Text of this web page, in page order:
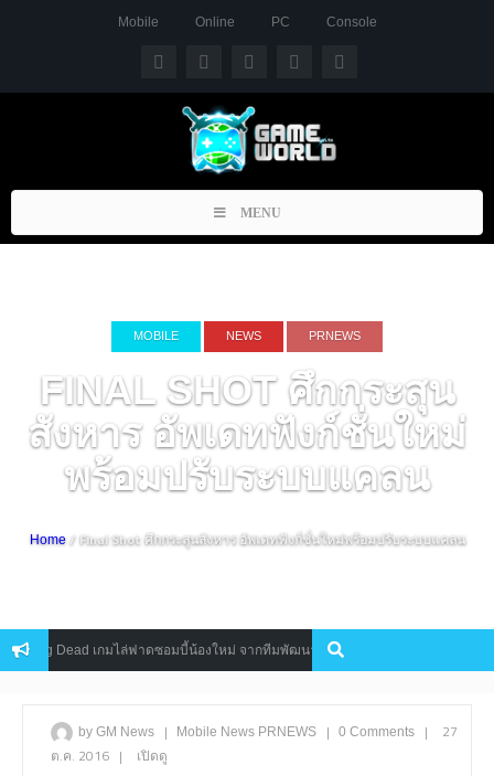
Mobile Online PC Console
Toggle
navigation
MENU
MOBILE NEWS PRNEWS
FINAL SHOT ศึกกระสุน
สังหาร อัพเดทฟังก์ชั่นใหม่
พร้อมปรับระบบแคลน
Home/ Final Shot ศึกกระสุนสังหาร อัพเดทฟังก์ชั่นใหม่พร้อมปรับระบบแคลน
Dead เกมไล่ฟาดซอมบี้น้องใหม่ จากทีมพัฒนา PAYDAY
by GM News | Mobile News PRNEWS | 0 Comments |
27
ต.ค. 2016 | เปิดดู